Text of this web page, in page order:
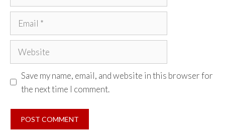
Email
Website
Save my name, email, and website in this browser for
the next time I comment.